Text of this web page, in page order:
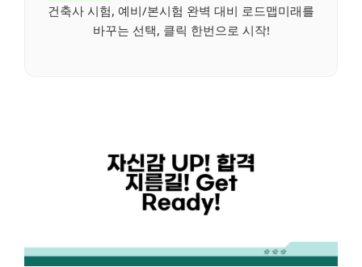
건축사 시험, 예비/본시험 완벽 대비 로드맵미래를
바꾸는 선택, 클릭 한번으로 시작!